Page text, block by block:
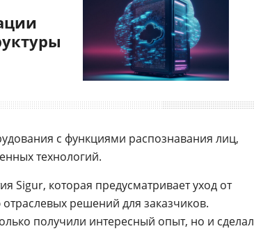
с функциями распознавания лиц,
технологий.
Sigur, которая предусматривает уход от
решений для заказчиков.
получили интересный опыт, но и